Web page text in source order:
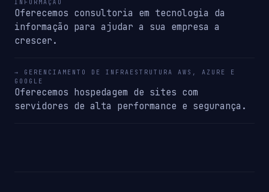
INFORMAÇÃO
Oferecemos consultoria em tecnologia da
informação para ajudar a sua empresa a
crescer.
→ GERENCIAMENTO DE INFRAESTRUTURA AWS, AZURE E
GOOGLE
Oferecemos hospedagem de sites com
servidores de alta performance e segurança.